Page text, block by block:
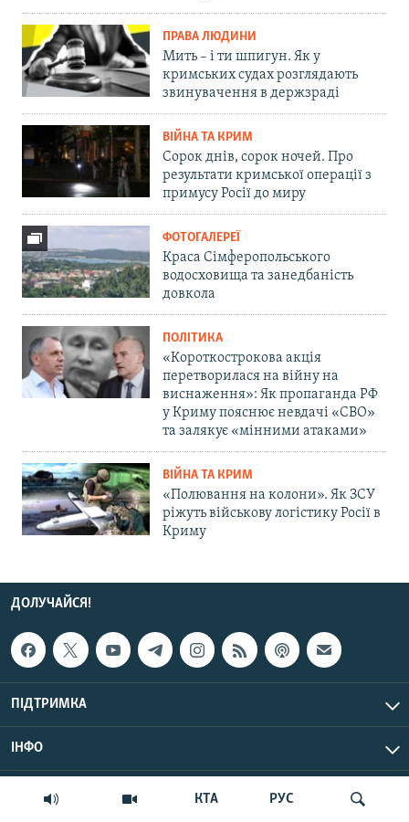
КТА РУС
ПРАВА ЛЮДИНИ
Мить – і ти шпигун. Як у
кримських судах розглядають
звинувачення в держзраді
ВІЙНА ТА КРИМ
Сорок днів, сорок ночей. Про
результати кримської операції з
примусу Росії до миру
ФОТОГАЛЕРЕЇ
Краса Сімферопольського
водосховища та занедбаність
довкола
ПОЛІТИКА
«Короткострокова акція
перетворилася на війну на
виснаження»: Як пропаганда РФ
у Криму пояснює невдачі «СВО»
та залякує «мінними атаками»
ВІЙНА ТА КРИМ
«Полювання на колони». Як ЗСУ
ріжуть військову логістику Росії в
Криму
ДОЛУЧАЙСЯ!
ПІДТРИМКА
ІНФО
© Крим.Реалії, 2026 | Усі права застережено.